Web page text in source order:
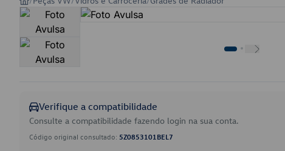
Verifique a compatibilidade
Consulte a compatibilidade fazendo login na sua conta.
Código original consultado: 5Z0853101BEL7